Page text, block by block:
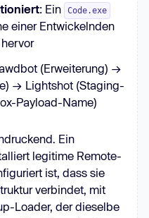
: Ein Code.exe
einer Entwickelnden
(Erweiterung) →
→ Lightshot (Staging-
Payload-Name)
Ein
legitime Remote-
ist, dass sie
verbindet, mit
Loader, der dieselbe